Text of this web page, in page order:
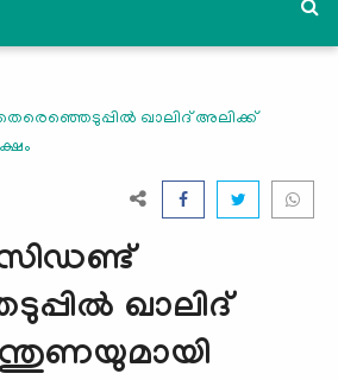
ഖാലിദ് അലിക്ക്
ഖാലിദ്